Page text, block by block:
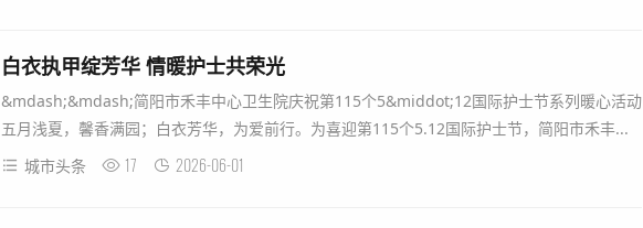
白衣执甲绽芳华 情暖护士共荣光
&mdash;&mdash;简阳市禾丰中心卫生院庆祝第115个5&middot;12国际护士节系列暖心活动
五月浅夏，馨香满园；白衣芳华，为爱前行。为喜迎第115个5.12国际护士节，简阳市禾丰...
城市头条
17 2026-06-01